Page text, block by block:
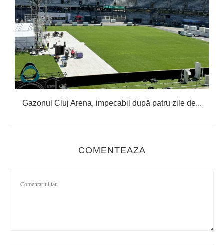
Gazonul Cluj Arena, impecabil după patru zile de...
COMENTEAZA